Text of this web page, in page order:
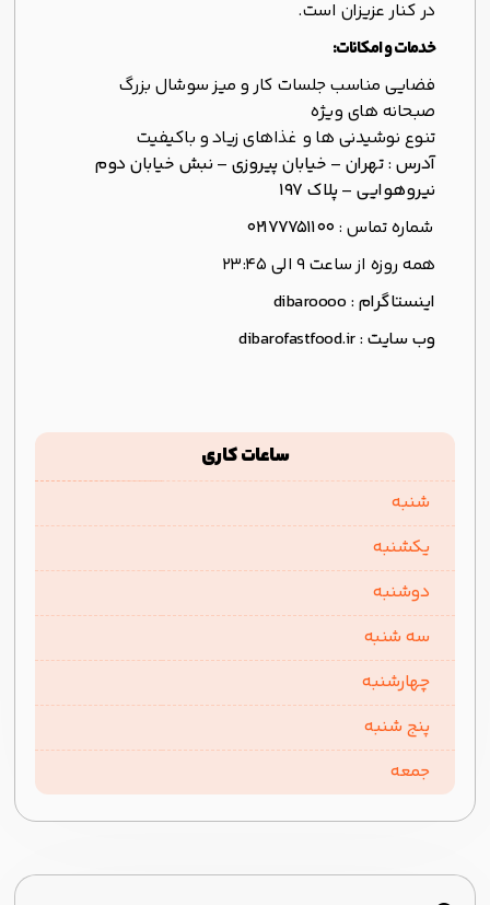
در کنار عزیزان است.
خدمات و امکانات:
فضایی مناسب جلسات کار و میز سوشال بزرگ
صبحانه های ویژه
تنوع نوشیدنی ها و غذاهای زیاد و باکیفیت
آدرس : تهران – خیابان پیروزی – نبش خیابان دوم
نیروهوایی – پلاک 197
شماره تماس : 02177751100
همه روزه از ساعت 9 الی 23:45
اینستاگرام : dibaroooo
وب سایت : dibarofastfood.ir
ساعات کاری
شنبه
یکشنبه
دوشنبه
سه شنبه
چهارشنبه
پنج شنبه
جمعه